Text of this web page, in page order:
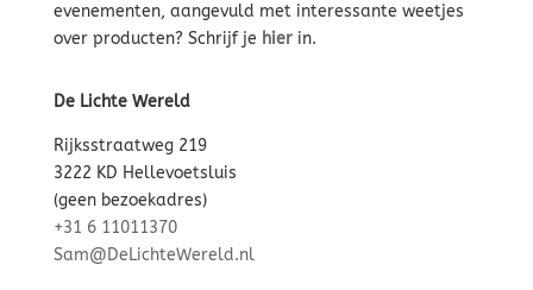
evenementen, aangevuld met interessante weetjes
over producten? Schrijf je hierin.
De Lichte Wereld
Rijksstraatweg 219
3222 KD Hellevoetsluis
(geen bezoekadres)
+31 6 11011370
Sam@DeLichteWereld.nl